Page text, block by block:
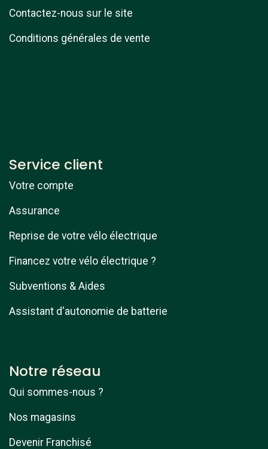
Contactez-nous sur le site
Conditions générales de vente
Service client
Votre compte
Assurance
Reprise de votre vélo électrique
Financez votre vélo électrique ?
Subventions & Aides
Assistant d'autonomie de batterie
Notre réseau
Qui sommes-nous ?
Nos magasins
Devenir Franchisé